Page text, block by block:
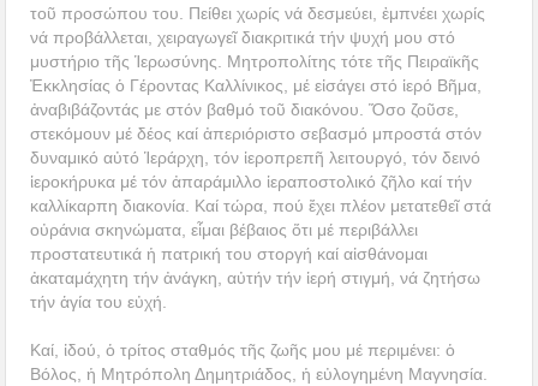
τοῦ προσώπου του. Πείθει χωρίς νά δεσμεύει, ἐμπνέει χωρίς
νά προβάλλεται, χειραγωγεῖ διακριτικά τήν ψυχή μου στό
μυστήριο τῆς Ἱερωσύνης. Μητροπολίτης τότε τῆς Πειραϊκῆς
Ἐκκλησίας ὁ Γέροντας Καλλίνικος, μέ εἰσάγει στό ἱερό Βῆμα,
ἀναβιβάζοντάς με στόν βαθμό τοῦ διακόνου. Ὅσο ζοῦσε,
στεκόμουν μέ δέος καί ἀπεριόριστο σεβασμό μπροστά στόν
δυναμικό αὐτό Ἱεράρχη, τόν ἱεροπρεπῆ λειτουργό, τόν δεινό
ἱεροκήρυκα μέ τόν ἀπαράμιλλο ἱεραποστολικό ζῆλο καί τήν
καλλίκαρπη διακονία. Καί τώρα, πού ἔχει πλέον μετατεθεῖ στά
οὐράνια σκηνώματα, εἶμαι βέβαιος ὅτι μέ περιβάλλει
προστατευτικά ἡ πατρική του στοργή καί αἰσθάνομαι
ἀκαταμάχητη τήν ἀνάγκη, αὐτήν τήν ἱερή στιγμή, νά ζητήσω
τήν ἁγία του εὐχή.
Καί, ἰδού, ὁ τρίτος σταθμός τῆς ζωῆς μου μέ περιμένει: ὁ
Βόλος, ἡ Μητρόπολη Δημητριάδος, ἡ εὐλογημένη Μαγνησία.